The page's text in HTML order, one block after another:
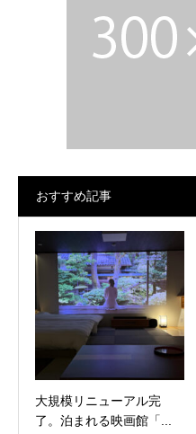
おすすめ記事
大規模リニューアル完
了。泊まれる映画館「...